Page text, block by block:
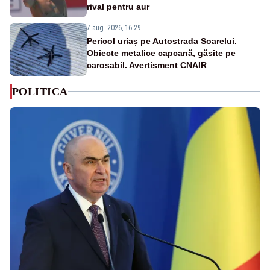
rival pentru aur
7 aug. 2026, 16:29
Pericol uriaș pe Autostrada Soarelui.
Obiecte metalice capcană, găsite pe
carosabil. Avertisment CNAIR
POLITICA